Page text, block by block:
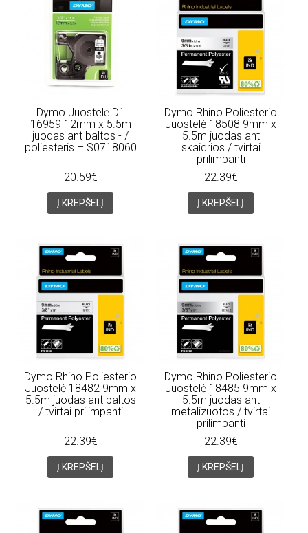
Dymo Juostelė D1
16959 12mm x 5.5m
juodas ant baltos - /
poliesteris – S0718060
20.59€
Į KREPŠELĮ
Dymo Rhino Poliesterio
Juostelė 18508 9mm x
5.5m juodas ant
skaidrios / tvirtai
prilimpanti
22.39€
Į KREPŠELĮ
Dymo Rhino Poliesterio
Juostelė 18482 9mm x
5.5m juodas ant baltos
/ tvirtai prilimpanti
22.39€
Į KREPŠELĮ
Dymo Rhino Poliesterio
Juostelė 18485 9mm x
5.5m juodas ant
metalizuotos / tvirtai
prilimpanti
22.39€
Į KREPŠELĮ